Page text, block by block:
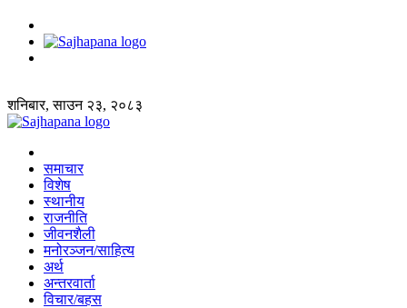
शनिबार, साउन २३, २०८३
समाचार
विशेष
स्थानीय
राजनीति
जीवनशैली
मनोरञ्जन/साहित्य
अर्थ
अन्तरवार्ता
विचार/बहस